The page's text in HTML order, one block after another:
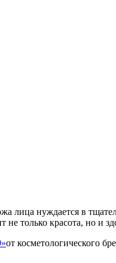
лица нуждается в
не только красота, но и
от косметологического